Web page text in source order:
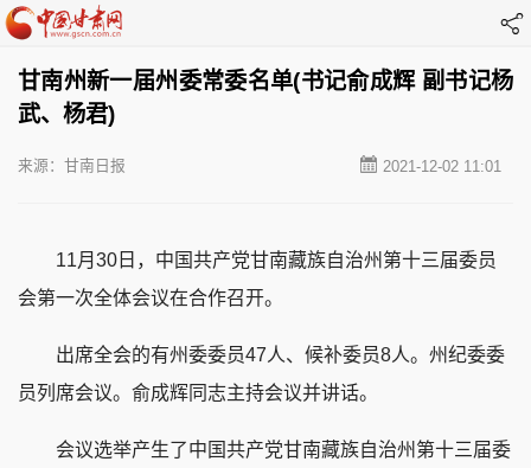
甘南州新一届州委常委名单(书记俞成辉 副书记杨
武、杨君)
2021-12-02 11:01
来源：甘南日报
11月30日，中国共产党甘南藏族自治州第十三届委员
会第一次全体会议在合作召开。
出席全会的有州委委员47人、候补委员8人。州纪委委
员列席会议。俞成辉同志主持会议并讲话。
会议选举产生了中国共产党甘南藏族自治州第十三届委